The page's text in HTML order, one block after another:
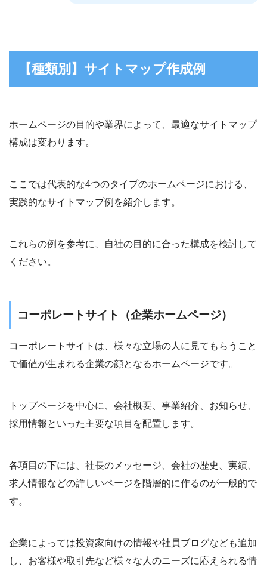
【種類別】サイトマップ作成例
ホームページの目的や業界によって、最適なサイトマップ
構成は変わります。
ここでは代表的な4つのタイプのホームページにおける、
実践的なサイトマップ例を紹介します。
これらの例を参考に、自社の目的に合った構成を検討して
ください。
コーポレートサイト（企業ホームページ）
コーポレートサイトは、様々な立場の人に見てもらうこと
で価値が生まれる企業の顔となるホームページです。
トップページを中心に、会社概要、事業紹介、お知らせ、
採用情報といった主要な項目を配置します。
各項目の下には、社長のメッセージ、会社の歴史、実績、
求人情報などの詳しいページを階層的に作るのが一般的で
す。
企業によっては投資家向けの情報や社員ブログなども追加
し、お客様や取引先など様々な人のニーズに応えられる情